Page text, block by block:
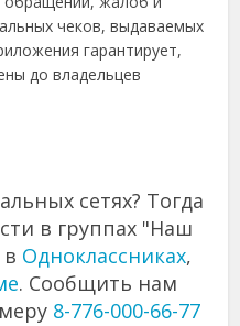
чеков, выдаваемых
гарантирует,
до владельцев
сетях? Тогда
в группах "Наш
в Одноклассниках,
. Сообщить нам
8-776-000-66-77